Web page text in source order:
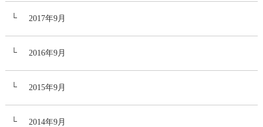
2017年9月
2016年9月
2015年9月
2014年9月